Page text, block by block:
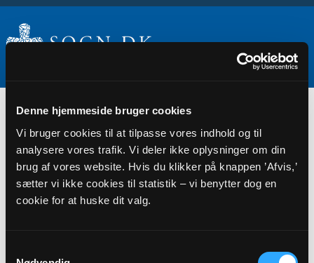
Denne hjemmeside bruger cookies
Vi bruger cookies til at tilpasse vores indhold og til
analysere vores trafik. Vi deler ikke oplysninger om din
brug af vores website. Hvis du klikker på knappen ’Afvis,’
sætter vi ikke cookies til statistik – vi benytter dog en
cookie for at huske dit valg.
Ukendt sogn